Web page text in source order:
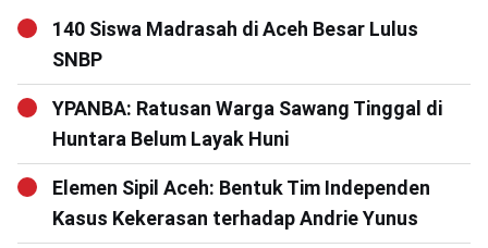
140 Siswa Madrasah di Aceh Besar Lulus
SNBP
YPANBA: Ratusan Warga Sawang Tinggal di
Huntara Belum Layak Huni
Elemen Sipil Aceh: Bentuk Tim Independen
Kasus Kekerasan terhadap Andrie Yunus